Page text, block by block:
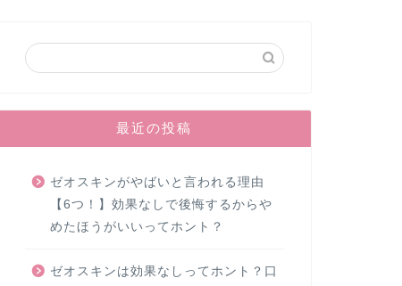
最近の投稿
ゼオスキンがやばいと言われる理由
【6つ！】効果なしで後悔するからや
めたほうがいいってホント？
ゼオスキンは効果なしってホント？口